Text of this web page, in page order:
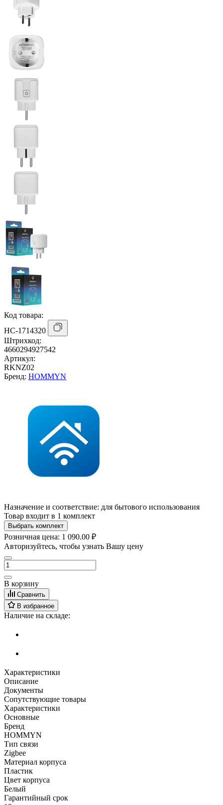
Код товара:
НС-1714320
Штрихкод:
4660294927542
Артикул:
RKNZ02
Бренд: HOMMYN
Назначение и соответствие: для бытового использования
Товар входит в 1 комплект
Выбрать комплект
Розничная цена: 1 090.00 ₽
Авторизуйтесь, чтобы узнать Вашу цену
В корзину
Сравнить
В избранное
Наличие на складе:
Характеристики
Описание
Документы
Сопутствующие товары
Характеристики
Основные
Бренд
HOMMYN
Тип связи
Zigbee
Материал корпуса
Пластик
Цвет корпуса
Белый
Гарантийный срок